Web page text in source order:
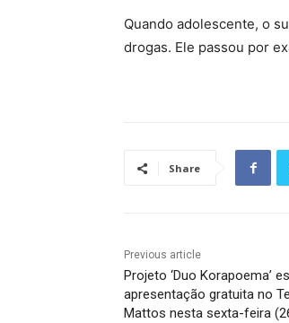
Quando adolescente, o
drogas. Ele passou por
Share
Previous article
Projeto ‘Duo Korapoema’
apresentação gratuita no
Mattos nesta sexta-feira